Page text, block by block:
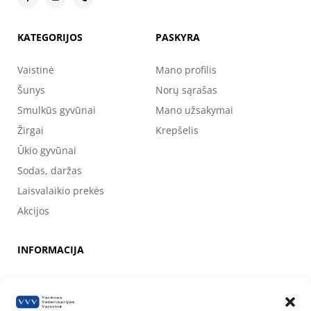
KATEGORIJOS
Vaistinė
Šunys
Smulkūs gyvūnai
Žirgai
Ūkio gyvūnai
Sodas, daržas
Laisvalaikio prekės
Akcijos
PASKYRA
Mano profilis
Norų sąrašas
Mano užsakymai
Krepšelis
INFORMACIJA
Kontaktai